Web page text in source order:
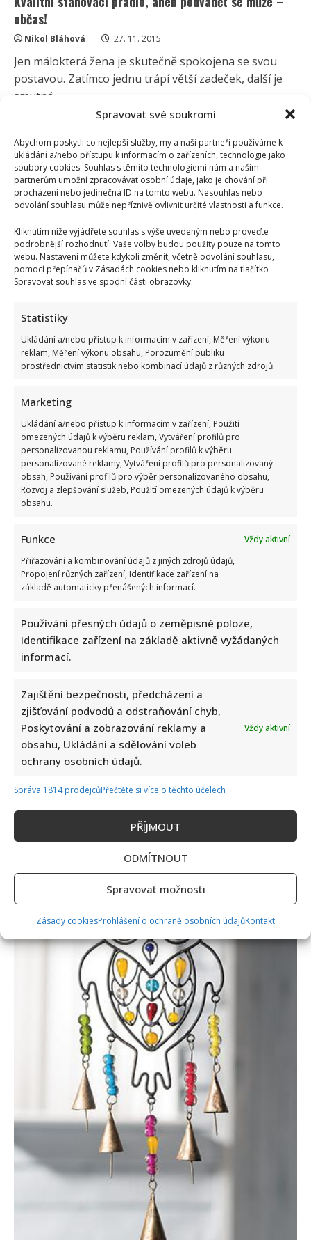
Spravovat své soukromí
Abychom poskytli co nejlepší služby, my a naši partneři používáme k
ukládání a/nebo přístupu k informacím o zařízeních, technologie jako
soubory cookies. Souhlas s těmito technologiemi nám a našim
partnerům umožní zpracovávat osobní údaje, jako je chování při
procházení nebo jedinečná ID na tomto webu. Nesouhlas nebo
odvolání souhlasu může nepříznivě ovlivnit určité vlastnosti a funkce.
Kliknutím níže vyjádřete souhlas s výše uvedeným nebo proveďte
podrobnější rozhodnutí. Vaše volby budou použity pouze na tomto
webu. Nastavení můžete kdykoli změnit, včetně odvolání souhlasu,
pomocí přepínačů v Zásadách cookies nebo kliknutím na tlačítko
Spravovat souhlas ve spodní části obrazovky.
Statistiky
Ukládání a/nebo přístup k informacím v zařízení, Měření výkonu
reklam, Měření výkonu obsahu, Porozumění publiku
prostřednictvím statistik nebo kombinací údajů z různých zdrojů.
Marketing
Ukládání a/nebo přístup k informacím v zařízení, Použití
omezených údajů k výběru reklam, Vytváření profilů pro
personalizovanou reklamu, Používání profilů k výběru
personalizované reklamy, Vytváření profilů pro personalizovaný
obsah, Používání profilů pro výběr personalizovaného obsahu,
Rozvoj a zlepšování služeb, Použití omezených údajů k výběru
obsahu.
Funkce
Vždy aktivní
Přiřazování a kombinování údajů z jiných zdrojů údajů,
Propojení různých zařízení, Identifikace zařízení na
základě automaticky přenášených informací.
Používání přesných údajů o zeměpisné poloze,
Identifikace zařízení na základě aktivně vyžádaných
informací.
Zajištění bezpečnosti, předcházení a
zjišťování podvodů a odstraňování chyb,
Poskytování a zobrazování reklamy a
obsahu, Ukládání a sdělování voleb
ochrany osobních údajů.
Vždy aktivní
Správa 1814 prodejcůPřečtěte si více o těchto účelech
PŘÍJMOUT
ODMÍTNOUT
Spravovat možnosti
Zásady cookiesProhlášení o ochraně osobních údajůKontakt
občas!
Nikol Bláhová 27. 11. 2015
Jen málokterá žena je skutečně spokojena se svou
postavou. Zatímco jednu trápí větší zadeček, další je
smutná...
about
Kvalitní
stahovací
prádlo,
aneb
podvádět
se
může
občas!
Angličtina pro začátečníky z pohodlí domova
Nikol Bláhová
Angličtina je jazyk, kterým se bez sebemenších
problémů domluvíte kdekoli ve světě. Její znalost se
vám ale může...
VíceRead
more
about
Angličtina
z
domova
Jak vybrat to pravé vánoční osvětlení?
Nikol Bláhová 22. 11. 2015
Listopad je skoro u konce což znamená jediné –
začátek příprav na nejkrásnější svátky v roce, které...
Jak
pravé